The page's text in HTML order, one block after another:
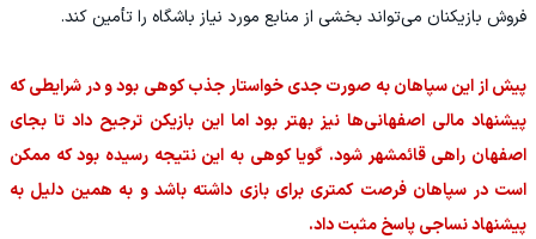
فروش بازیکنان می‌تواند بخشی از منابع مورد نیاز باشگاه را تأمین کند.
پیش از این سپاهان به صورت جدی خواستار جذب کوهی بود و در شرایطی که
پیشنهاد مالی اصفهانی‌ها نیز بهتر بود اما این بازیکن ترجیح داد تا بجای
اصفهان راهی قائمشهر شود. گویا کوهی به این نتیجه رسیده بود که ممکن
است در سپاهان فرصت کمتری برای بازی داشته باشد و به همین دلیل به
پیشنهاد نساجی پاسخ مثبت داد.